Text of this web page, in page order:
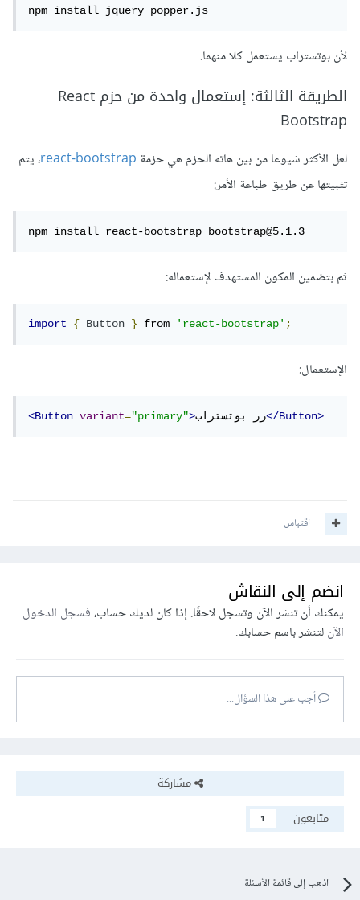
npm install jquery popper.js
لأن بوتستراب يستعمل كلا منهما.
الطريقة الثالثة: إستعمال واحدة من حزم React
Bootstrap
لعل الأكثر شيوعا من بين هاته الحزم هي حزمة react-bootstrap، يتم
تثبيتها عن طريق طباعة الأمر:
npm install react-bootstrap bootstrap@5.1.3
ثم بتضمين المكون المستهدف لإستعماله:
import { Button } from 'react-bootstrap';
الإستعمال:
<Button variant="primary">زر بوتستراب</Button>
اقتباس
انضم إلى النقاش
يمكنك أن تنشر الآن وتسجل لاحقًا. إذا كان لديك حساب،فسجل الدخول
الآنلتنشر باسم حسابك.
أجب على هذا السؤال...
مشاركة
متابعون
1
اذهب إلى قائمة الأسئلة